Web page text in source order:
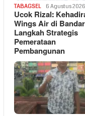
TABAGSEL 6 Agustus 2026
Ucok Rizal:
Wings Air di
Langkah Strategis
Pemerataan
Pembangunan